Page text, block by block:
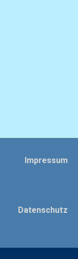
Impressum
Datenschutz